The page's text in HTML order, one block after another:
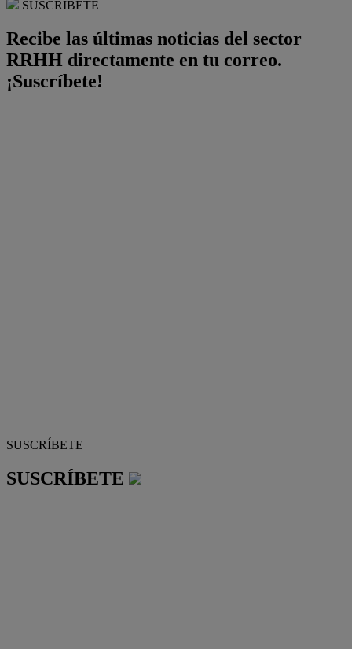
SUSCRÍBETE
Recibe las últimas noticias del sector
RRHH directamente en tu correo.
¡Suscríbete!
SUSCRÍBETE
SUSCRÍBETE